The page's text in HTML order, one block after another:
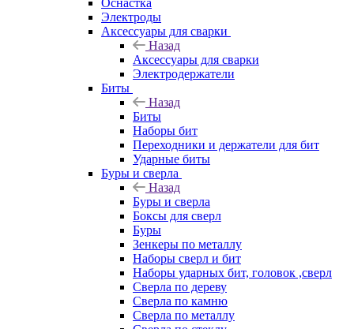
Оснастка
Электроды
Аксессуары для сварки
Назад
Аксессуары для сварки
Электродержатели
Биты
Назад
Биты
Наборы бит
Переходники и держатели для бит
Ударные биты
Буры и сверла
Назад
Буры и сверла
Боксы для сверл
Буры
Зенкеры по металлу
Наборы сверл и бит
Наборы ударных бит, головок ,сверл
Сверла по дереву
Сверла по камню
Сверла по металлу